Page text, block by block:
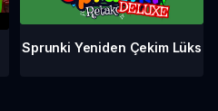
Sprunki Yeniden Çekim Lüks